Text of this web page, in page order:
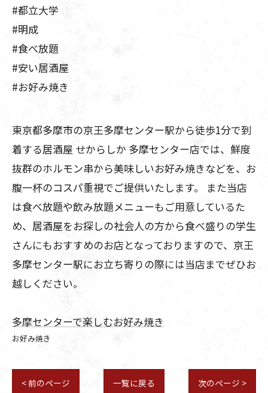
#都立大学
#明成
#食べ放題
#安い居酒屋
#お好み焼き
東京都多摩市の京王多摩センター駅から徒歩1分で到
着する居酒屋 せからしか 多摩センター店では、鮮度
抜群のホルモン串から美味しいお好み焼きなどを、お
腹一杯のコスパ重視でご提供いたします。 また当店
は食べ放題や飲み放題メニューもご用意しているた
め、居酒屋をお探しの社会人の方から食べ盛りの学生
さんにもおすすめのお店となっておりますので、京王
多摩センター駅にお立ち寄りの際には当店までぜひお
越しください。
多摩センターで楽しむお好み焼き
お好み焼き
< 前のページ 一覧に戻る 次のページ >